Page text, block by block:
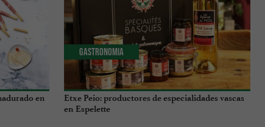
en
Etxe Peio: productores de especialidades vascas
en Espelette
Gastronomia